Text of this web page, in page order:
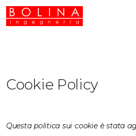
Cookie Policy
Questa politica sui cookie è stata